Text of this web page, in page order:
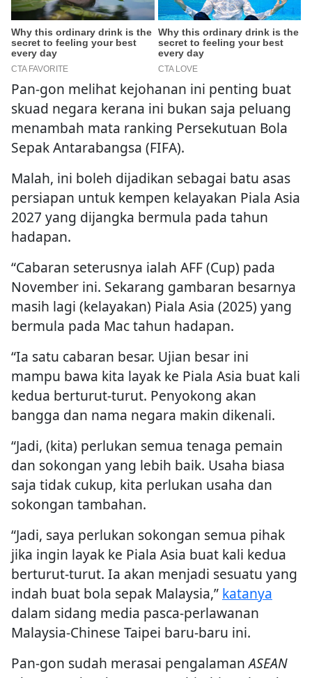
Pan-gon melihat kejohanan ini penting buat
skuad negara kerana ini bukan saja peluang
menambah mata ranking Persekutuan Bola
Sepak Antarabangsa (FIFA).
Malah, ini boleh dijadikan sebagai batu asas
persiapan untuk kempen kelayakan Piala Asia
2027 yang dijangka bermula pada tahun
hadapan.
“Cabaran seterusnya ialah AFF (Cup) pada
November ini. Sekarang gambaran besarnya
masih lagi (kelayakan) Piala Asia (2025) yang
bermula pada Mac tahun hadapan.
“Ia satu cabaran besar. Ujian besar ini
mampu bawa kita layak ke Piala Asia buat kali
kedua berturut-turut. Penyokong akan
bangga dan nama negara makin dikenali.
“Jadi, (kita) perlukan semua tenaga pemain
dan sokongan yang lebih baik. Usaha biasa
saja tidak cukup, kita perlukan usaha dan
sokongan tambahan.
“Jadi, saya perlukan sokongan semua pihak
jika ingin layak ke Piala Asia buat kali kedua
berturut-turut. Ia akan menjadi sesuatu yang
indah buat bola sepak Malaysia,” katanya
dalam sidang media pasca-perlawanan
Malaysia-Chinese Taipei baru-baru ini.
Pan-gon sudah merasai pengalamanASEAN